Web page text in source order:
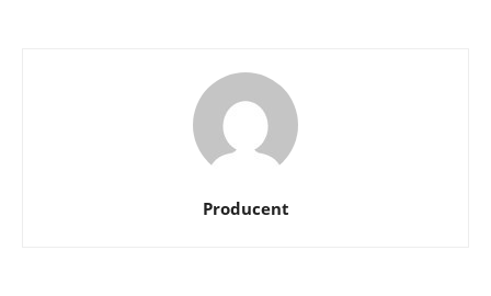
Producent